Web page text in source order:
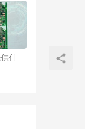
什